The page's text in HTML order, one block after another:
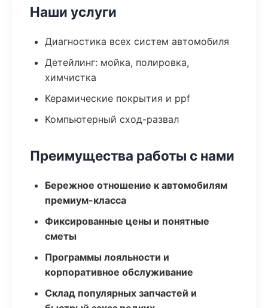
Наши услуги
Диагностика всех систем автомобиля
Детейлинг: мойка, полировка,
химчистка
Керамические покрытия и ppf
Компьютерный сход-развал
Преимущества работы с нами
Бережное отношение к автомобилям
премиум-класса
Фиксированные цены и понятные
сметы
Программы лояльности и
корпоративное обслуживание
Склад популярных запчастей и